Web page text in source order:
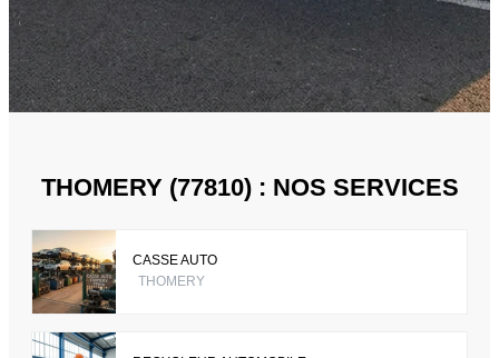
THOMERY (77810) : NOS SERVICES
CASSE AUTO
THOMERY